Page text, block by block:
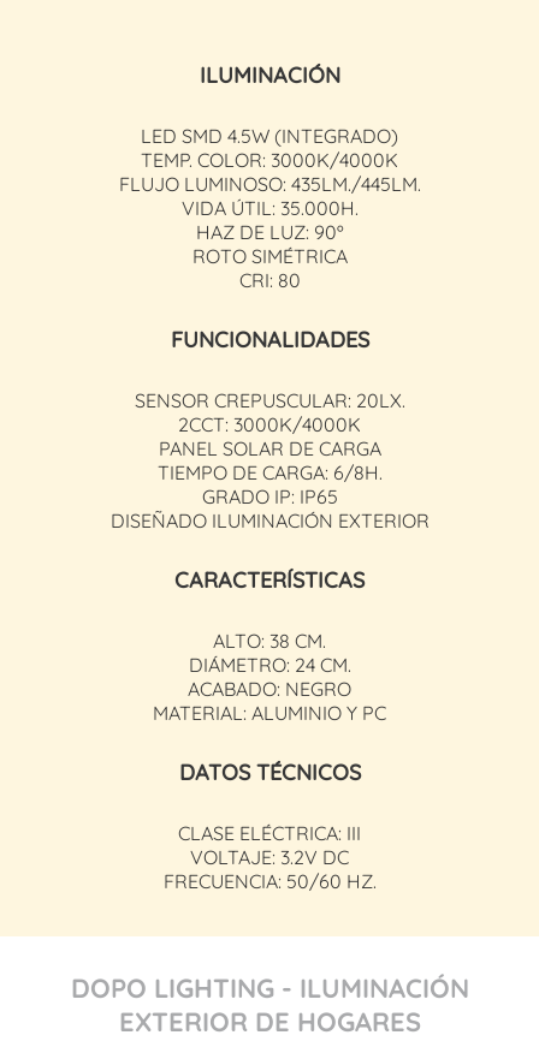
ILUMINACIÓN
LED SMD 4.5W (INTEGRADO)
TEMP. COLOR: 3000K/4000K
FLUJO LUMINOSO: 435LM./445LM.
VIDA ÚTIL: 35.000H.
HAZ DE LUZ: 90º
ROTO SIMÉTRICA
CRI: 80
FUNCIONALIDADES
SENSOR CREPUSCULAR: 20LX.
2CCT: 3000K/4000K
PANEL SOLAR DE CARGA
TIEMPO DE CARGA: 6/8H.
GRADO IP: IP65
DISEÑADO ILUMINACIÓN EXTERIOR
CARACTERÍSTICAS
ALTO: 38 CM.
DIÁMETRO: 24 CM.
ACABADO: NEGRO
MATERIAL: ALUMINIO Y PC
DATOS TÉCNICOS
CLASE ELÉCTRICA: III
VOLTAJE: 3.2V DC
FRECUENCIA: 50/60 HZ.
DOPO LIGHTING - ILUMINACIÓN
EXTERIOR DE HOGARES